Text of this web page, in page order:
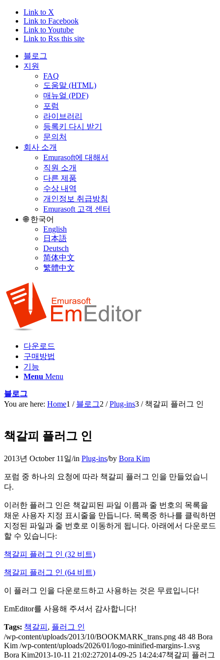
Link to X
Link to Facebook
Link to Youtube
Link to Rss this site
블로그
지원
FAQ
도움말 (HTML)
매뉴얼 (PDF)
포럼
라이브러리
등록키 다시 받기
문의처
회사 소개
Emurasoft에 대해서
직원 소개
다른 제품
수상 내역
개인정보 취급방침
Emurasoft 고객 센터
🌐 한국어
English
日本語
Deutsch
简体中文
繁體中文
다운로드
구매방법
기능
Menu Menu
블로그
You are here: Home1 / 블로그2 / Plug-ins3 / 책갈피 플러그 인
책갈피 플러그 인
2013년 October 11일/in Plug-ins/by Bora Kim
포럼 중 하나의 요청에 따라 책갈피 플러그 인을 만들었습니
다.
이러한 플러그 인은 책갈피된 파일 이름과 줄 번호의 목록을
채운 사용자 지정 표시줄을 만듭니다. 목록중 하나를 클릭하면
지정된 파일과 줄 번호로 이동하게 됩니다. 아래에서 다운로드
할 수 있습니다:
책갈피 플러그 인 (32 비트)
책갈피 플러그 인 (64 비트)
이 플러그 인을 다운로드하고 사용하는 것은 무료입니다!
EmEditor를 사용해 주셔서 감사합니다!
Tags: 책갈피 , 플러그 인
/wp-content/uploads/2013/10/BOOKMARK_trans.png 48 48 Bora
Kim /wp-content/uploads/2026/01/logo-minified-margins-1.svg
Bora Kim2013-10-11 21:02:272014-09-25 14:24:47책갈피 플러그